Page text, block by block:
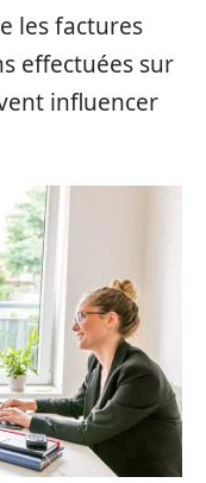
les factures
effectuées sur
influencer